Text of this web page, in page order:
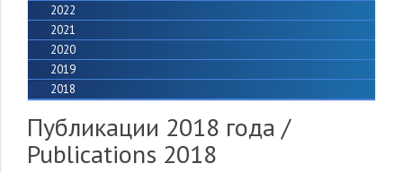
2022
2021
2020
2019
2018
Публикации 2018 года /
Publications 2018